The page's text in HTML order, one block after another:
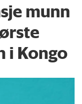
munn
i Kongo